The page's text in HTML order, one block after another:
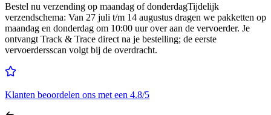
Bestel nu verzending op maandag of donderdagTijdelijk
verzendschema: Van 27 juli t/m 14 augustus dragen we pakketten op
maandag en donderdag om 10:00 uur over aan de vervoerder. Je
ontvangt Track & Trace direct na je bestelling; de eerste
vervoerdersscan volgt bij de overdracht.
Klanten beoordelen ons met een 4.8/5